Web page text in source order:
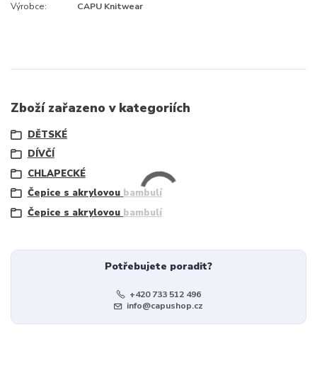
Výrobce: CAPU Knitwear
Zboží zařazeno v kategoriích
DĚTSKÉ
DÍVČÍ
CHLAPECKÉ
Čepice s akrylovou bambulí
Čepice s akrylovou bambulí
Potřebujete poradit?
+420 733 512 496
info@capushop.cz